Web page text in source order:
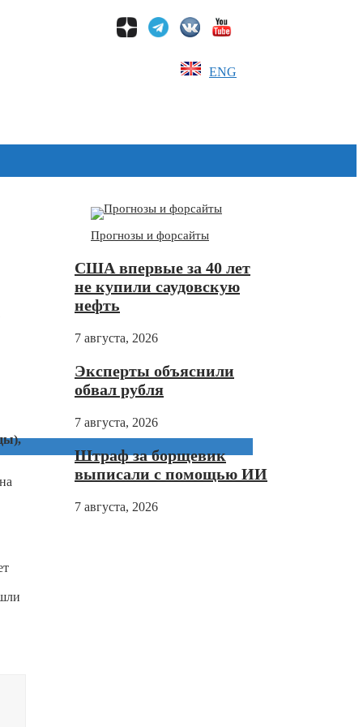
ENG
Прогнозы и форсайты
США впервые за 40 лет
не купили саудовскую
нефть
7 августа, 2026
Эксперты объяснили
обвал рубля
7 августа, 2026
Штраф за борщевик
выписали с помощью ИИ
7 августа, 2026